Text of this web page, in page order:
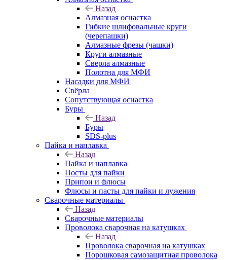
Назад
Алмазная оснастка
Гибкие шлифовальные круги
(черепашки)
Алмазные фрезы (чашки)
Круги алмазные
Сверла алмазные
Полотна для МФИ
Насадки для МФИ
Свёрла
Сопутствующая оснастка
Буры
Назад
Буры
SDS-plus
Пайка и наплавка
Назад
Пайка и наплавка
Посты для пайки
Припои и флюсы
Флюсы и пасты для пайки и лужения
Сварочные материалы
Назад
Сварочные материалы
Проволока сварочная на катушках
Назад
Проволока сварочная на катушках
Порошковая самозащитная проволока